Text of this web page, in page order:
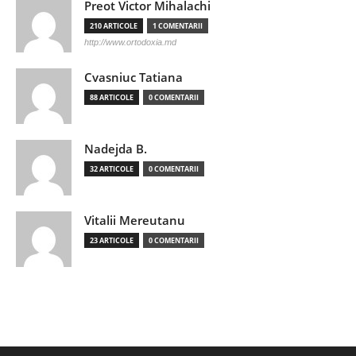
Preot Victor Mihalachi
210 ARTICOLE 1 COMENTARII
http://www.ortodoxia.md
Cvasniuc Tatiana
88 ARTICOLE 0 COMENTARII
Nadejda B.
32 ARTICOLE 0 COMENTARII
Vitalii Mereutanu
23 ARTICOLE 0 COMENTARII